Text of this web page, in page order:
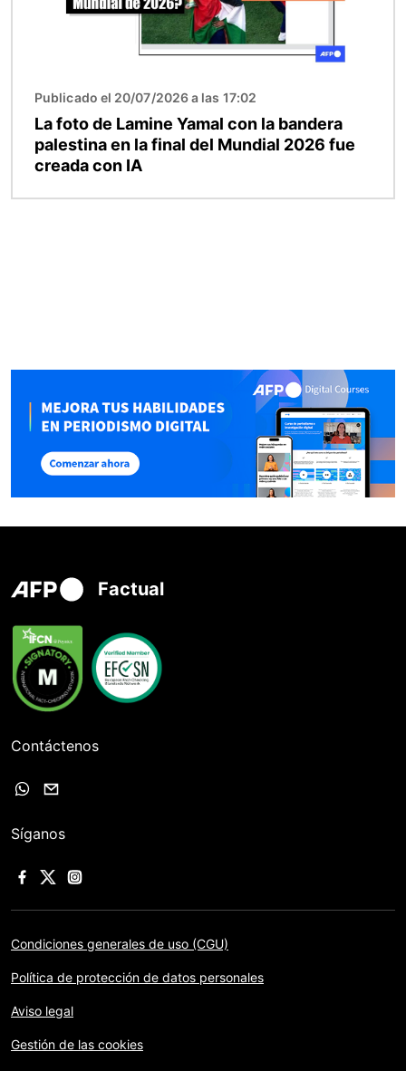
Publicado el 20/07/2026 a las 17:02
La foto de Lamine Yamal con la bandera
palestina en la final del Mundial 2026 fue
creada con IA
Factual
Contáctenos
Síganos
Condiciones generales de uso (CGU)
Política de protección de datos personales
Aviso legal
Gestión de las cookies